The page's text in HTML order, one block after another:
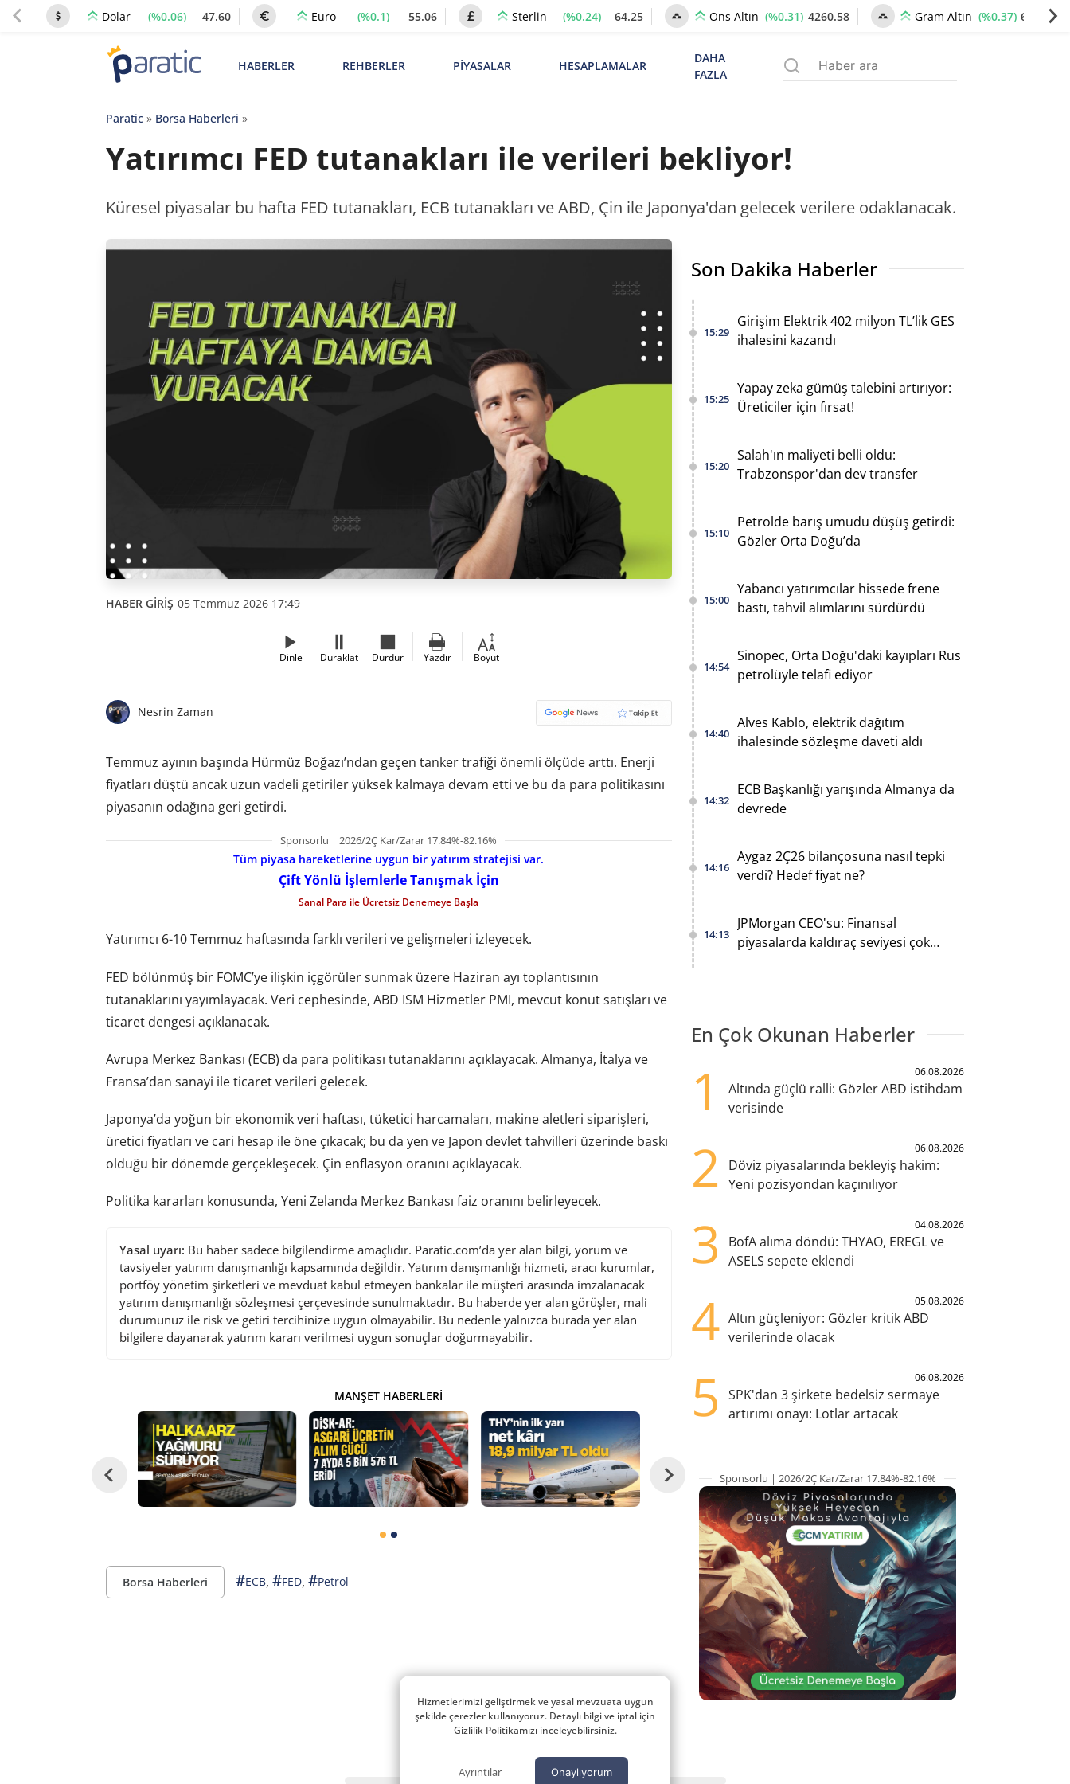
Dolar (%0.06) 47.60 Euro (%0.1) 55.06 Sterlin (%0.24) 64.25 Ons Altın (%0.31) 4260.58 Gram Altın (%0.37) 6520.15
HABERLER REHBERLER PİYASALAR HESAPLAMALAR
DAHA
FAZLA
Paratic» Borsa Haberleri »
Yatırımcı FED tutanakları ile verileri bekliyor!
Küresel piyasalar bu hafta FED tutanakları, ECB tutanakları ve ABD, Çin ile Japonya'dan gelecek verilere odaklanacak.
HABER GİRİŞ 05 Temmuz 2026 17:49
Dinle Duraklat Durdur Yazdır Boyut
Nesrin Zaman
Temmuz ayının başında Hürmüz Boğazı’ndan geçen tanker trafiği önemli ölçüde arttı. Enerji
fiyatları düştü ancak uzun vadeli getiriler yüksek kalmaya devam etti ve bu da para politikasını
piyasanın odağına geri getirdi.
Sponsorlu | 2026/2Ç Kar/Zarar 17.84%-82.16%
Tüm piyasa hareketlerine uygun bir yatırım stratejisi var.
Çift Yönlü İşlemlerle Tanışmak İçin
Sanal Para ile Ücretsiz Denemeye Başla
Yatırımcı 6-10 Temmuz haftasında farklı verileri ve gelişmeleri izleyecek.
FED bölünmüş bir FOMC’ye ilişkin içgörüler sunmak üzere Haziran ayı toplantısının
tutanaklarını yayımlayacak. Veri cephesinde, ABD ISM Hizmetler PMI, mevcut konut satışları ve
ticaret dengesi açıklanacak.
Avrupa Merkez Bankası (ECB) da para politikası tutanaklarını açıklayacak. Almanya, İtalya ve
Fransa’dan sanayi ile ticaret verileri gelecek.
Japonya’da yoğun bir ekonomik veri haftası, tüketici harcamaları, makine aletleri siparişleri,
üretici fiyatları ve cari hesap ile öne çıkacak; bu da yen ve Japon devlet tahvilleri üzerinde baskı
olduğu bir dönemde gerçekleşecek. Çin enflasyon oranını açıklayacak.
Politika kararları konusunda, Yeni Zelanda Merkez Bankası faiz oranını belirleyecek.
Yasal uyarı: Bu haber sadece bilgilendirme amaçlıdır. Paratic.com’da yer alan bilgi, yorum ve
tavsiyeler yatırım danışmanlığı kapsamında değildir. Yatırım danışmanlığı hizmeti, aracı kurumlar,
portföy yönetim şirketleri ve mevduat kabul etmeyen bankalar ile müşteri arasında imzalanacak
yatırım danışmanlığı sözleşmesi çerçevesinde sunulmaktadır. Bu haberde yer alan görüşler, mali
durumunuz ile risk ve getiri tercihinize uygun olmayabilir. Bu nedenle yalnızca burada yer alan
bilgilere dayanarak yatırım kararı verilmesi uygun sonuçlar doğurmayabilir.
MANŞET HABERLERI
Borsa Haberleri #ECB, #FED, #Petrol
Son Dakika Haberler
15:29
Girişim Elektrik 402 milyon TL’lik GES
ihalesini kazandı
15:25
Yapay zeka gümüş talebini artırıyor:
Üreticiler için fırsat!
15:20
Salah'ın maliyeti belli oldu:
Trabzonspor'dan dev transfer
15:10
Petrolde barış umudu düşüş getirdi:
Gözler Orta Doğu’da
15:00
Yabancı yatırımcılar hissede frene
bastı, tahvil alımlarını sürdürdü
14:54
Sinopec, Orta Doğu'daki kayıpları Rus
petrolüyle telafi ediyor
14:40
Alves Kablo, elektrik dağıtım
ihalesinde sözleşme daveti aldı
14:32
ECB Başkanlığı yarışında Almanya da
devrede
14:16
Aygaz 2Ç26 bilançosuna nasıl tepki
verdi? Hedef fiyat ne?
14:13
JPMorgan CEO'su: Finansal
piyasalarda kaldıraç seviyesi çok
En Çok Okunan Haberler
1 06.08.2026
Altında güçlü ralli: Gözler ABD istihdam
verisinde
2 06.08.2026
Döviz piyasalarında bekleyiş hakim:
Yeni pozisyondan kaçınılıyor
3 04.08.2026
BofA alıma döndü: THYAO, EREGL ve
ASELS sepete eklendi
4 05.08.2026
Altın güçleniyor: Gözler kritik ABD
verilerinde olacak
5 06.08.2026
SPK'dan 3 şirkete bedelsiz sermaye
artırımı onayı: Lotlar artacak
Sponsorlu | 2026/2Ç Kar/Zarar 17.84%-82.16%
Hizmetlerimizi geliştirmek ve yasal mevzuata uygun
şekilde çerezler kullanıyoruz. Detaylı bilgi ve iptal için
Gizlilik Politikamızı inceleyebilirsiniz.
Ayrıntılar Onaylıyorum